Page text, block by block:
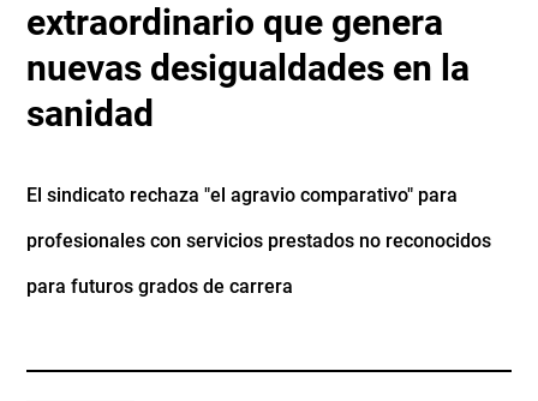
extraordinario que genera
nuevas desigualdades en la
sanidad
El sindicato rechaza "el agravio comparativo" para
profesionales con servicios prestados no reconocidos
para futuros grados de carrera